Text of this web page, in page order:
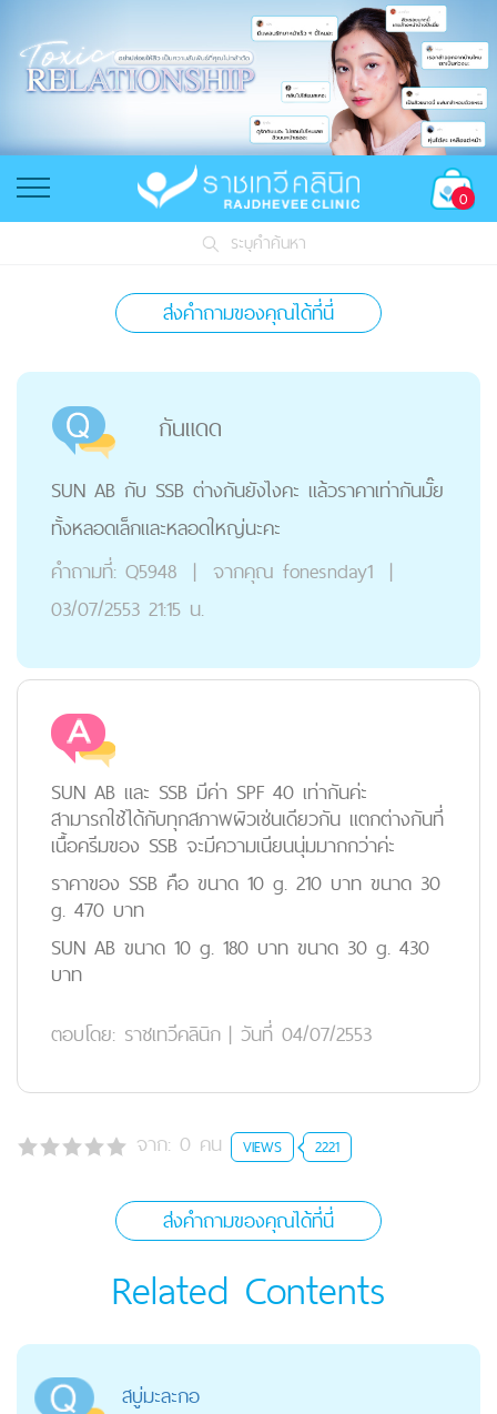
0
ระบุคำค้นหา
ส่งคำถามของคุณได้ที่นี่
กันแดด
SUN AB กับ SSB ต่างกันยังไงคะ แล้วราคาเท่ากันมั๊ย
ทั้งหลอดเล็กและหลอดใหญ่นะคะ
คำถามที่: Q5948 | จากคุณ fonesnday1 |
03/07/2553 21:15 น.
SUN AB และ SSB มีค่า SPF 40 เท่ากันค่ะ
สามารถใช้ได้กับทุกสภาพผิวเช่นเดียวกัน แตกต่างกันที่
เนื้อครีมของ SSB จะมีความเนียนนุ่มมากกว่าค่ะ
ราคาของ SSB คือ ขนาด 10 g. 210 บาท ขนาด 30
g. 470 บาท
SUN AB ขนาด 10 g. 180 บาท ขนาด 30 g. 430
บาท
ตอบโดย: ราชเทวีคลินิก | วันที่ 04/07/2553
จาก: 0 คน VIEWS 2221
ส่งคำถามของคุณได้ที่นี่
Related Contents
สบู่มะละกอ